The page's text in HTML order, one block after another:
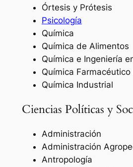
Órtesis y Prótesis
Psicología
Química
Química de Alimentos
Química e Ingeniería
Química Farmacéutico
Química Industrial
Ciencias Políticas y
Administración
Administración
Antropología